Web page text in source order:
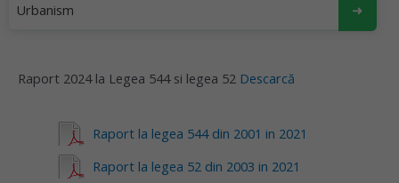
Urbanism
Raport 2024 la Legea 544 si legea 52 Descarcă
Raport la legea 544 din 2001 in 2021
Raport la legea 52 din 2003 in 2021